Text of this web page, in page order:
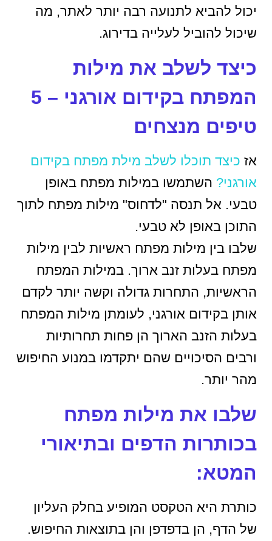
יכול להביא לתנועה רבה יותר לאתר, מה
שיכול להוביל לעלייה בדירוג.
כיצד לשלב את מילות
המפתח בקידום אורגני – 5
טיפים מנצחים
אז כיצד תוכלו לשלב מילת מפתח בקידום
אורגני? השתמשו במילות מפתח באופן
טבעי. אל תנסה "לדחוס" מילות מפתח לתוך
התוכן באופן לא טבעי.
שלבו בין מילות מפתח ראשיות לבין מילות
מפתח בעלות זנב ארוך. במילות המפתח
הראשיות, התחרות גדולה וקשה יותר לקדם
אותן בקידום אורגני, לעומתן מילות המפתח
בעלות הזנב הארוך הן פחות תחרותיות
ורבים הסיכויים שהם יתקדמו במנוע החיפוש
מהר יותר.
שלבו את מילות מפתח
בכותרות הדפים ובתיאורי
המטא:
כותרת היא הטקסט המופיע בחלק העליון
של הדף, הן בדפדפן והן בתוצאות החיפוש.